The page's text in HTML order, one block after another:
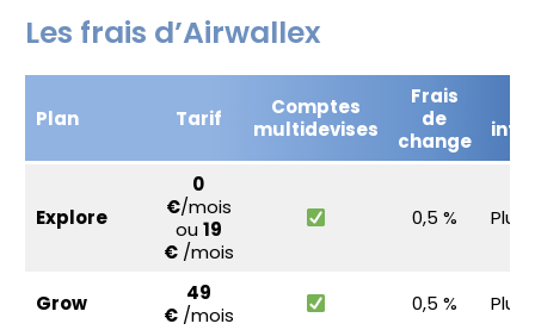
Les frais d’Airwallex
Plan Tarif
Comptes
multidevises
Frais
de
change
Explore
0
€/mois
ou 19
€/mois
0,5 % Plus
Grow
49
€/mois 0,5 % Plus